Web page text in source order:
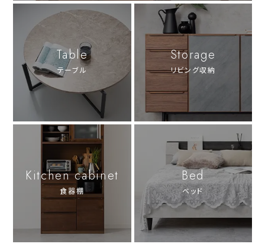
Table
テーブル
Storage
リビング収納
Kitchen cabinet
食器棚
Bed
ベッド